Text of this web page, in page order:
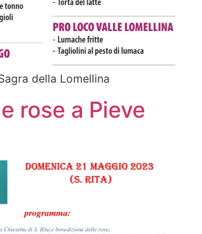
della Lomellina
rose a Pieve